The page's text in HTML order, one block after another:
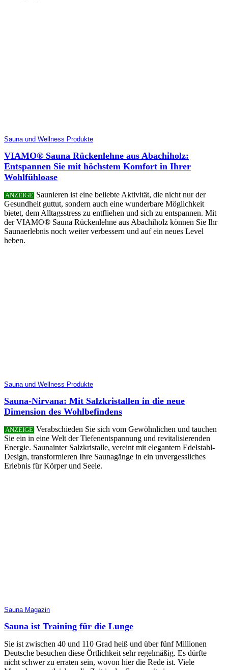
Sauna und Wellness Produkte
VIAMO® Sauna Rückenlehne aus Abachiholz:
Entspannen Sie mit höchstem Komfort in Ihrer
Wohlfühloase
ANZEIGE Saunieren ist eine beliebte Aktivität, die nicht nur der
Gesundheit guttut, sondern auch eine wunderbare Möglichkeit
bietet, dem Alltagsstress zu entfliehen und sich zu entspannen. Mit
der VIAMO® Sauna Rückenlehne aus Abachiholz können Sie Ihr
Saunaerlebnis noch weiter verbessern und auf ein neues Level
heben.
Sauna und Wellness Produkte
Sauna-Nirvana: Mit Salzkristallen in die neue
Dimension des Wohlbefindens
ANZEIGE Verabschieden Sie sich vom Gewöhnlichen und tauchen
Sie ein in eine Welt der Tiefenentspannung und revitalisierenden
Energie. Saunainter Salzkristalle, vereint mit elegantem Edelstahl-
Design, transformieren Ihre Saunagänge in ein unvergessliches
Erlebnis für Körper und Seele.
Sauna Magazin
Sauna ist Training für die Lunge
Sie ist zwischen 40 und 110 Grad heiß und über fünf Millionen
Deutsche besuchen diese Örtlichkeit sehr regelmäßig. Es dürfte
nicht schwer zu erraten sein, wovon hier die Rede ist. Viele